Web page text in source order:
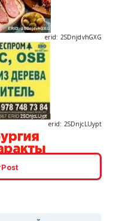
erid: 2SDnjdvhGXG
erid: 2SDnjcrDNw6